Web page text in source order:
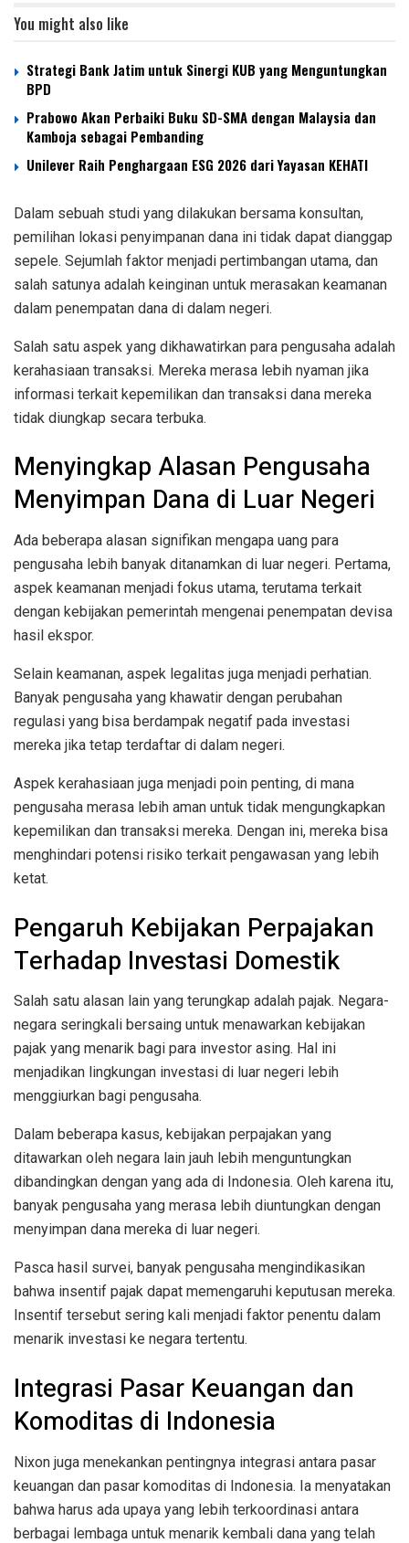
You might also like
Strategi Bank Jatim untuk Sinergi KUB yang Menguntungkan
BPD
Prabowo Akan Perbaiki Buku SD-SMA dengan Malaysia dan
Kamboja sebagai Pembanding
Unilever Raih Penghargaan ESG 2026 dari Yayasan KEHATI
Dalam sebuah studi yang dilakukan bersama konsultan,
pemilihan lokasi penyimpanan dana ini tidak dapat dianggap
sepele. Sejumlah faktor menjadi pertimbangan utama, dan
salah satunya adalah keinginan untuk merasakan keamanan
dalam penempatan dana di dalam negeri.
Salah satu aspek yang dikhawatirkan para pengusaha adalah
kerahasiaan transaksi. Mereka merasa lebih nyaman jika
informasi terkait kepemilikan dan transaksi dana mereka
tidak diungkap secara terbuka.
Menyingkap Alasan Pengusaha
Menyimpan Dana di Luar Negeri
Ada beberapa alasan signifikan mengapa uang para
pengusaha lebih banyak ditanamkan di luar negeri. Pertama,
aspek keamanan menjadi fokus utama, terutama terkait
dengan kebijakan pemerintah mengenai penempatan devisa
hasil ekspor.
Selain keamanan, aspek legalitas juga menjadi perhatian.
Banyak pengusaha yang khawatir dengan perubahan
regulasi yang bisa berdampak negatif pada investasi
mereka jika tetap terdaftar di dalam negeri.
Aspek kerahasiaan juga menjadi poin penting, di mana
pengusaha merasa lebih aman untuk tidak mengungkapkan
kepemilikan dan transaksi mereka. Dengan ini, mereka bisa
menghindari potensi risiko terkait pengawasan yang lebih
ketat.
Pengaruh Kebijakan Perpajakan
Terhadap Investasi Domestik
Salah satu alasan lain yang terungkap adalah pajak. Negara-
negara seringkali bersaing untuk menawarkan kebijakan
pajak yang menarik bagi para investor asing. Hal ini
menjadikan lingkungan investasi di luar negeri lebih
menggiurkan bagi pengusaha.
Dalam beberapa kasus, kebijakan perpajakan yang
ditawarkan oleh negara lain jauh lebih menguntungkan
dibandingkan dengan yang ada di Indonesia. Oleh karena itu,
banyak pengusaha yang merasa lebih diuntungkan dengan
menyimpan dana mereka di luar negeri.
Pasca hasil survei, banyak pengusaha mengindikasikan
bahwa insentif pajak dapat memengaruhi keputusan mereka.
Insentif tersebut sering kali menjadi faktor penentu dalam
menarik investasi ke negara tertentu.
Integrasi Pasar Keuangan dan
Komoditas di Indonesia
Nixon juga menekankan pentingnya integrasi antara pasar
keuangan dan pasar komoditas di Indonesia. Ia menyatakan
bahwa harus ada upaya yang lebih terkoordinasi antara
berbagai lembaga untuk menarik kembali dana yang telah